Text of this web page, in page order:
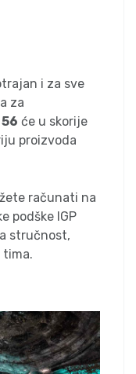
i za sve
za
56 će u skorije
proizvoda
računati na
podške IGP
stručnost,
tima.